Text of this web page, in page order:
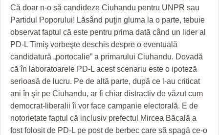
CU OIŞTEA-N KIERKEGAARD
FINANŢĂRI DE LA A LA Z
PE SURSE
FILME DOCUMENTARE
CLIPURI VIDEO
JOCURI ONLINE
INFO SI UTILE
CULTURA
INVATAMANT
JUSTITIE
FILME DOCUMENTARE
CLIPURI VIDEO
JOCURI ONLINE
Că doar n-o să candideze Ciuhandu pentru UNPR sau
Partidul Poporului! Lăsând puţin gluma la o parte, tebuie
observat faptul că este pentru prima dată când un lider al
PD-L Timiş vorbeşte deschis despre o eventuală
candidatură „portocalie” a primarului Ciuhandu. Dovadă
că în laboratoarele PD-L acest scenariu este o ipoteză
serioasă de lucru. Pe de altă parte, după ce l-au criticat
ani în şir pe Ciuhandu, ar fi chiar distractiv de văzut cum
democrat-liberalii îi vor face campanie electorală. E de
notorietate faptul că inclusiv prefectul Mircea Băcală a
fost folosit de PD-L pe post de berbec care să spagă ce-o